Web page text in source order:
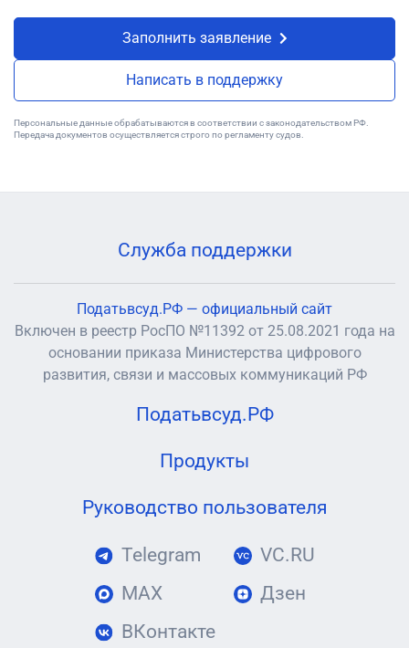
Заполнить заявление
Написать в поддержку
Персональные данные обрабатываются в соответствии с законодательством РФ.
Передача документов осуществляется строго по регламенту судов.
Служба поддержки
Податьвсуд.РФ — официальный сайт
Включен в реестр РосПО №11392 от 25.08.2021 года на
основании приказа Министерства цифрового
развития, связи и массовых коммуникаций РФ
Податьвсуд.РФ
Продукты
Руководство пользователя
Telegram
MAX
ВКонтакте
VC.RU
Дзен